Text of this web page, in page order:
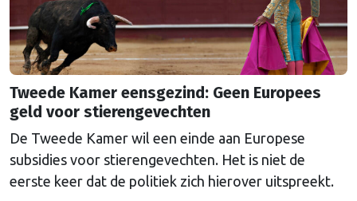
Tweede Kamer eensgezind: Geen Europees
geld voor stierengevechten
De Tweede Kamer wil een einde aan Europese
subsidies voor stierengevechten. Het is niet de
eerste keer dat de politiek zich hierover uitspreekt.